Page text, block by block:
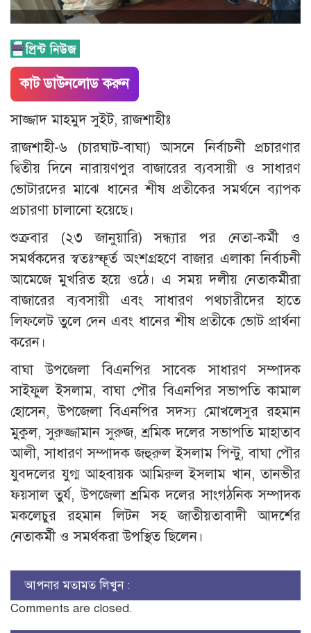
কাট ডাউনলোড করুন
সাজ্জাদ মাহমুদ সুইট, রাজশাহীঃ
রাজশাহী-৬ (চারঘাট-বাঘা) আসনে নির্বাচনী প্রচারণার
দ্বিতীয় দিনে নারায়ণপুর বাজারের ব্যবসায়ী ও সাধারণ
ভোটারদের মাঝে ধানের শীষ প্রতীকের সমর্থনে ব্যাপক
প্রচারণা চালানো হয়েছে।
শুক্রবার (২৩ জানুয়ারি) সন্ধ্যার পর নেতা-কর্মী ও
সমর্থকদের স্বতঃস্ফূর্ত অংশগ্রহণে বাজার এলাকা নির্বাচনী
আমেজে মুখরিত হয়ে ওঠে। এ সময় দলীয় নেতাকর্মীরা
বাজারের ব্যবসায়ী এবং সাধারণ পথচারীদের হাতে
লিফলেট তুলে দেন এবং ধানের শীষ প্রতীকে ভোট প্রার্থনা
করেন।
বাঘা উপজেলা বিএনপির সাবেক সাধারণ সম্পাদক
সাইফুল ইসলাম, বাঘা পৌর বিএনপির সভাপতি কামাল
হোসেন, উপজেলা বিএনপির সদস্য মোখলেসুর রহমান
মুকুল, সুরুজ্জামান সুরুজ, শ্রমিক দলের সভাপতি মাহাতাব
আলী, সাধারণ সম্পাদক জহুরুল ইসলাম পিন্টু, বাঘা পৌর
যুবদলের যুগ্ম আহবায়ক আমিরুল ইসলাম খান, তানভীর
ফয়সাল তুর্য, উপজেলা শ্রমিক দলের সাংগঠনিক সম্পাদক
মকলেচুর রহমান লিটন সহ জাতীয়তাবাদী আদর্শের
নেতাকর্মী ও সমর্থকরা উপস্থিত ছিলেন।
আপনার মতামত লিখুন :
Comments are closed.